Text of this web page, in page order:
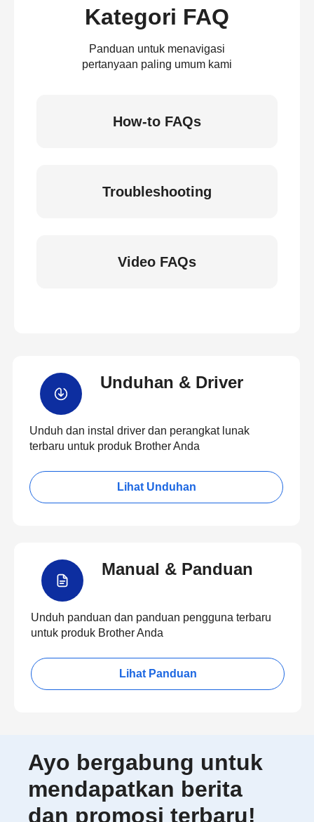
Kategori FAQ
Panduan untuk menavigasi
pertanyaan paling umum kami
How-to FAQs
Troubleshooting
Video FAQs
Unduhan & Driver
Unduh dan instal driver dan perangkat lunak
terbaru untuk produk Brother Anda
Lihat Unduhan
Manual & Panduan
Unduh panduan dan panduan pengguna terbaru
untuk produk Brother Anda
Lihat Panduan
Ayo bergabung untuk
mendapatkan berita
dan promosi terbaru!